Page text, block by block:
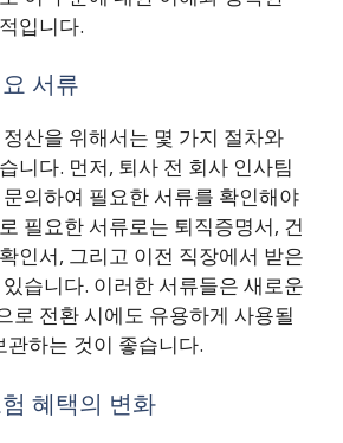
입니다.
서류
산을 위해서는 몇 가지 절차와
니다. 먼저, 퇴사 전 회사 인사팀
의하여 필요한 서류를 확인해야
필요한 서류로는 퇴직증명서, 건
인서, 그리고 이전 직장에서 받은
습니다. 이러한 서류들은 새로운
로 전환 시에도 유용하게 사용될
관하는 것이 좋습니다.
혜택의 변화